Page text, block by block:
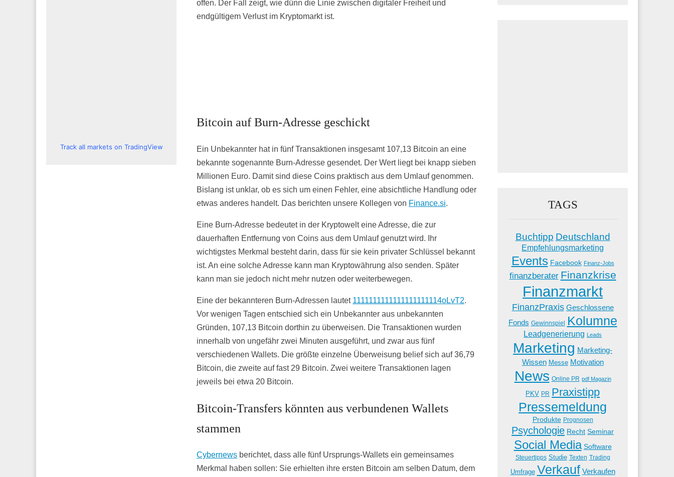
offen. Der Fall zeigt, wie dünn die Linie zwischen digitaler Freiheit und
endgültigem Verlust im Kryptomarkt ist.
Bitcoin auf Burn-Adresse geschickt
Ein Unbekannter hat in fünf Transaktionen insgesamt 107,13 Bitcoin an eine
bekannte sogenannte Burn-Adresse gesendet. Der Wert liegt bei knapp sieben
Millionen Euro. Damit sind diese Coins praktisch aus dem Umlauf genommen.
Bislang ist unklar, ob es sich um einen Fehler, eine absichtliche Handlung oder
etwas anderes handelt. Das berichten unsere Kollegen von Finance.si.
Eine Burn-Adresse bedeutet in der Kryptowelt eine Adresse, die zur
dauerhaften Entfernung von Coins aus dem Umlauf genutzt wird. Ihr
wichtigstes Merkmal besteht darin, dass für sie kein privater Schlüssel bekannt
ist. An eine solche Adresse kann man Kryptowährung also senden. Später
kann man sie jedoch nicht mehr nutzen oder weiterbewegen.
Eine der bekannteren Burn-Adressen lautet 1111111111111111111114oLvT2.
Vor wenigen Tagen entschied sich ein Unbekannter aus unbekannten
Gründen, 107,13 Bitcoin dorthin zu überweisen. Die Transaktionen wurden
innerhalb von ungefähr zwei Minuten ausgeführt, und zwar aus fünf
verschiedenen Wallets. Die größte einzelne Überweisung belief sich auf 36,79
Bitcoin, die zweite auf fast 29 Bitcoin. Zwei weitere Transaktionen lagen
jeweils bei etwa 20 Bitcoin.
Bitcoin-Transfers könnten aus verbundenen Wallets
stammen
Cybernews berichtet, dass alle fünf Ursprungs-Wallets ein gemeinsames
Merkmal haben sollen: Sie erhielten ihre ersten Bitcoin am selben Datum, dem
Track all markets on TradingView
TAGS
Buchtipp Deutschland
Empfehlungsmarketing
Events Facebook Finanz-Jobs
finanzberater Finanzkrise
Finanzmarkt
FinanzPraxis Geschlossene
Fonds Gewinnspiel Kolumne
Leadgenerierung Leads
Marketing Marketing-
Wissen Messe Motivation
News Online PR pdf Magazin
PKV PR Praxistipp
Pressemeldung
Produkte Prognosen
Psychologie Recht Seminar
Social Media Software
Steuertipps Studie Texten Trading
Umfrage Verkauf Verkaufen